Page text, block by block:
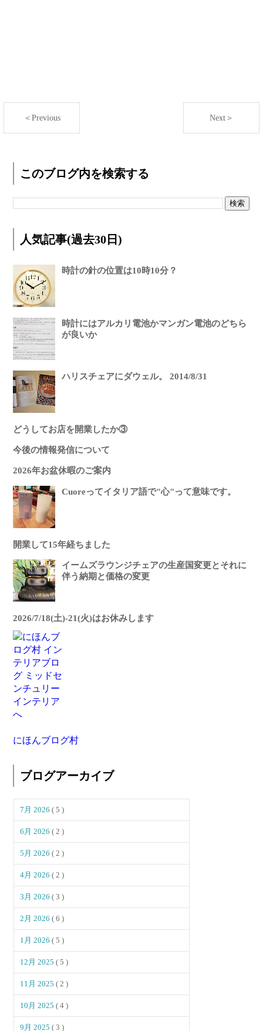
＜Previous Next＞
このブログ内を検索する
人気記事(過去30日)
時計の針の位置は10時10分？
時計にはアルカリ電池かマンガン電池のどちら
が良いか
ハリスチェアにダウェル。 2014/8/31
どうしてお店を開業したか③
今後の情報発信について
2026年お盆休暇のご案内
Cuoreってイタリア語で"心"って意味です。
開業して15年経ちました
イームズラウンジチェアの生産国変更とそれに
伴う納期と価格の変更
2026/7/18(土)-21(火)はお休みします
にほんブログ村
ブログアーカイブ
7月 2026( 5 )
6月 2026( 2 )
5月 2026( 2 )
4月 2026( 2 )
3月 2026( 3 )
2月 2026( 6 )
1月 2026( 5 )
12月 2025( 5 )
11月 2025( 2 )
10月 2025( 4 )
9月 2025( 3 )